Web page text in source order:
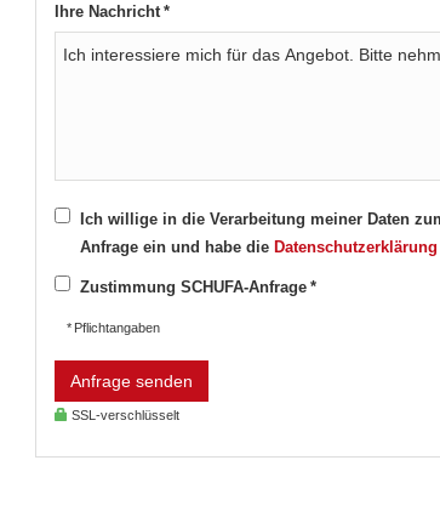
Ihre Nachricht *
Ich willige in die Verarbeitung meiner Daten
Anfrage ein und habe die Datenschutzerklärung
Zustimmung SCHUFA-Anfrage *
* Pflichtangaben
Anfrage senden
SSL-verschlüsselt